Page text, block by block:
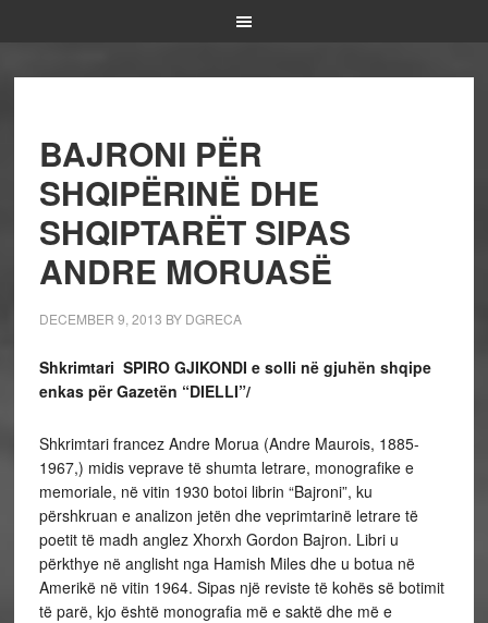
BAJRONI PËR
SHQIPËRINË DHE
SHQIPTARËT SIPAS
ANDRE MORUASË
DECEMBER 9, 2013 BY DGRECA
Shkrimtari SPIRO GJIKONDI e solli në gjuhën shqipe
enkas për Gazetën “DIELLI”/
Shkrimtari francez Andre Morua (Andre Maurois, 1885-
1967,) midis veprave të shumta letrare, monografike e
memoriale, në vitin 1930 botoi librin “Bajroni”, ku
përshkruan e analizon jetën dhe veprimtarinë letrare të
poetit të madh anglez Xhorxh Gordon Bajron. Libri u
përkthye në anglisht nga Hamish Miles dhe u botua në
Amerikë në vitin 1964. Sipas një reviste të kohës së botimit
të parë, kjo është monografia më e saktë dhe më e